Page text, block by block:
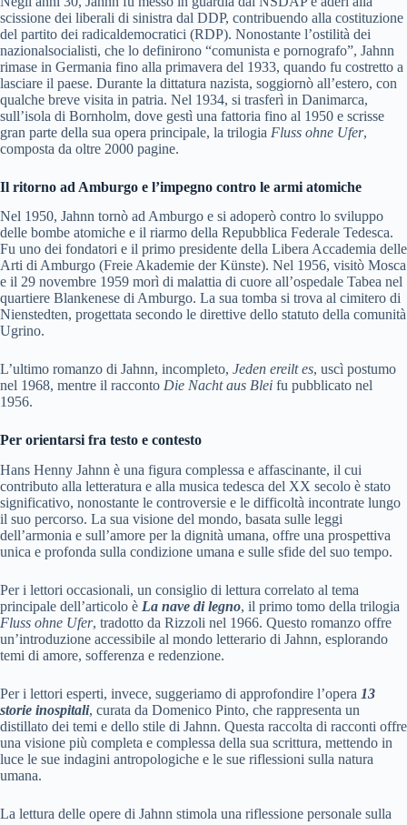
scissione dei liberali di sinistra dal DDP, contribuendo alla costituzione
del partito dei radicaldemocratici (RDP). Nonostante l’ostilità dei
nazionalsocialisti, che lo definirono “comunista e pornografo”, Jahnn
rimase in Germania fino alla primavera del 1933, quando fu costretto a
lasciare il paese. Durante la dittatura nazista, soggiornò all’estero, con
qualche breve visita in patria. Nel 1934, si trasferì in Danimarca,
sull’isola di Bornholm, dove gestì una fattoria fino al 1950 e scrisse
gran parte della sua opera principale, la trilogia Fluss ohne Ufer,
composta da oltre 2000 pagine.
Il ritorno ad Amburgo e l’impegno contro le armi atomiche
Nel 1950, Jahnn tornò ad Amburgo e si adoperò contro lo sviluppo
delle bombe atomiche e il riarmo della Repubblica Federale Tedesca.
Fu uno dei fondatori e il primo presidente della Libera Accademia delle
Arti di Amburgo (Freie Akademie der Künste). Nel 1956, visitò Mosca
e il 29 novembre 1959 morì di malattia di cuore all’ospedale Tabea nel
quartiere Blankenese di Amburgo. La sua tomba si trova al cimitero di
Nienstedten, progettata secondo le direttive dello statuto della comunità
Ugrino.
L’ultimo romanzo di Jahnn, incompleto, Jeden ereilt es, uscì postumo
nel 1968, mentre il racconto Die Nacht aus Blei fu pubblicato nel
1956.
Per orientarsi fra testo e contesto
Hans Henny Jahnn è una figura complessa e affascinante, il cui
contributo alla letteratura e alla musica tedesca del XX secolo è stato
significativo, nonostante le controversie e le difficoltà incontrate lungo
il suo percorso. La sua visione del mondo, basata sulle leggi
dell’armonia e sull’amore per la dignità umana, offre una prospettiva
unica e profonda sulla condizione umana e sulle sfide del suo tempo.
Per i lettori occasionali, un consiglio di lettura correlato al tema
principale dell’articolo è La nave di legno, il primo tomo della trilogia
Fluss ohne Ufer, tradotto da Rizzoli nel 1966. Questo romanzo offre
un’introduzione accessibile al mondo letterario di Jahnn, esplorando
temi di amore, sofferenza e redenzione.
Per i lettori esperti, invece, suggeriamo di approfondire l’opera 13
storie inospitali, curata da Domenico Pinto, che rappresenta un
distillato dei temi e dello stile di Jahnn. Questa raccolta di racconti offre
una visione più completa e complessa della sua scrittura, mettendo in
luce le sue indagini antropologiche e le sue riflessioni sulla natura
umana.
La lettura delle opere di Jahnn stimola una riflessione personale sulla